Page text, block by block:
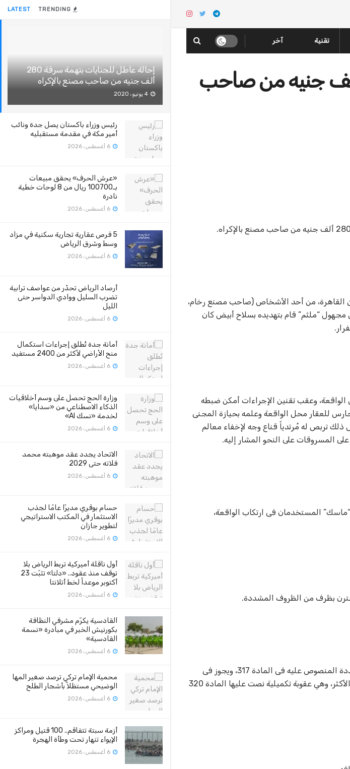
LATEST
إحالة عاطل للجنايات بتهمة سرقة 280
ألف جنيه من صاحب مصنع بالإكراه
رئيس وزراء باكستان يصل جدة ونائب
أمير مكة في مقدمة مستقبليه
«عرش الحرف» يحقق مبيعات
بـ100700 ريال من 8 لوحات خطية
نادرة
5 فرص عقارية تجارية سكنية في مزاد
وسط وشرق الرياض
أرصاد الرياض تحذّر من عواصف ترابية
تضرب السليل ووادي الدواسر حتى
الليل
أمانة جدة تُطلق إجراءات استكمال
منح الأراضي لأكثر من 2400 مستفيد
وزارة الحج تحصل على وسم أخلاقيات
الذكاء الاصطناعي من «سدايا»
لخدمة «نسك AI»
الاتحاد يجدد عقد موهبته محمد
فلاته حتى 2029
حسام بوقري مديرًا عامًا لجذب
الاستثمار في المكتب الاستراتيجي
لتطوير جازان
أول ناقلة أميركية تربط الرياض بلا
توقف منذ عقود.. «دلتا» تثبّت 23
أكتوبر موعداً لخط أتلانتا
القادسية يكرّم مشرفي النظافة
بكورنيش الخبر في مبادرة «نسمة
القادسية»
محمية الإمام تركي ترصد صغير المها
الوضيحي مستظلاً بأشجار الطلح
أزمة سبتة تتفاقم.. 100 قتيل ومراكز
الإيواء تنهار تحت وطأة الهجرة
تقنية آخر
عاطل للجنايات بتهمة سرقة 280 ألف جنيه من صاحب
القاهرة، من أحد الأشخاص (صاحب مصنع رخام،
“ملثم” قام بتهديده بسلاح أبيض كان
وعقب تقنين الإجراءات أمكن ضبطه
للعقار محل الواقعة وعلمه بحيازة المجنى
تربص له مُرتدياً قناع وجه لإخفاء معالم
المسروقات على النحو المشار إليه.
المستخدمان فى ارتكاب الواقعة،
كما يعاقب بالحبس مع الشغل 3 سنوات على السرقات التي يتوافر فيها ظرف من الظروف المشددة المنصوص عليه فى المادة 317، ويجوز فى
حالة العودة تشديد العقوبة وضع المتهم تحت مراقبة الشرطة مدة سنة على الأقل أو سنتين على الأكثر، وهي عقوبة تكميلية نصت عليها المادة 320